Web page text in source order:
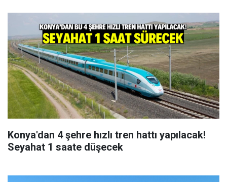
Konya'dan 4 şehre hızlı tren hattı yapılacak!
Seyahat 1 saate düşecek